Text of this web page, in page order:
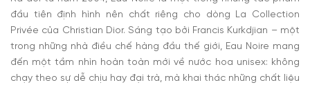
đầu tiên định hình nên chất riêng cho dòng La Collection
Privée của Christian Dior. Sáng tạo bởi Francis Kurkdjian – một
trong những nhà điều chế hàng đầu thế giới, Eau Noire mang
đến một tầm nhìn hoàn toàn mới về nước hoa unisex: không
chạy theo sự dễ chịu hay đại trà, mà khai thác những chất liệu